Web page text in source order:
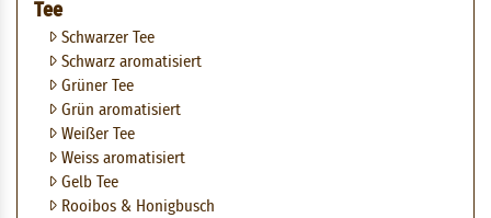
Tee
Schwarzer Tee
Schwarz aromatisiert
Grüner Tee
Grün aromatisiert
Weißer Tee
Weiss aromatisiert
Gelb Tee
Rooibos & Honigbusch